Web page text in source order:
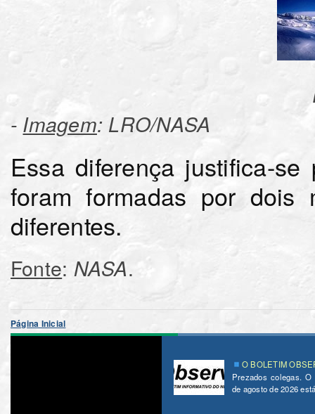
- Imagem: LRO/NASA
Essa diferença justifica-
foram formadas por dois
diferentes.
Fonte: NASA.
Página Inicial
O BOLETIM
Prezados colegas.
de agosto de 2026